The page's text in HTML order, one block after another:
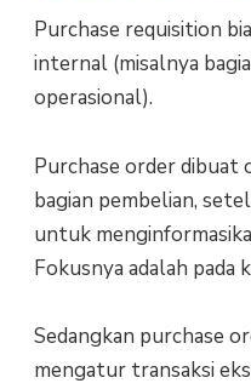
Purchase requisition
internal (misalnya
operasional).
Purchase order
bagian pembelian,
untuk
Fokusnya adalah pada
Sedangkan purchase
mengatur transaksi